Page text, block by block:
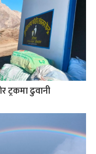
ट्रकमा ढुवानी